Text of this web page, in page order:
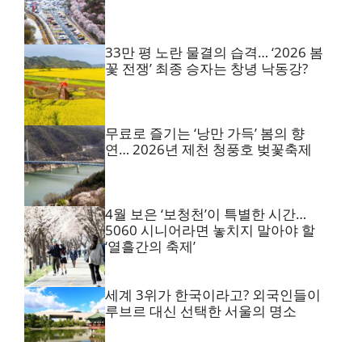
33만 평 노란 물결의 습격… ‘2026 봄
꽃 전쟁’ 최종 승자는 창녕 낙동강?
무료로 즐기는 ‘낭만 가득’ 봄의 향
연… 2026년 제천 청풍호 벚꽃축제
4월 보은 ‘보청천’이 특별한 시간…
5060 시니어라면 놓치지 말아야 할
‘열흘간의 축제’
세계 3위가 한국이라고? 외국인들이
루브르 대신 선택한 서울의 명소